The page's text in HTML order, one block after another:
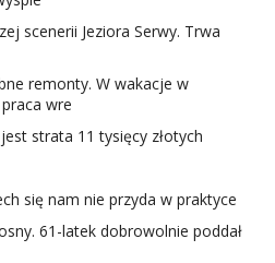
scenerii Jeziora Serwy. Trwa
remonty. W wakacje w
wre
strata 11 tysięcy złotych
się nam nie przyda w praktyce
61-latek dobrowolnie poddał